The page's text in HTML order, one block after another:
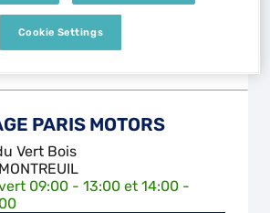
Téléphone
Voir plus
PARIS MOTORS
Vert Bois
09:00 - 13:00 et 14:00 -
Cookie Settings